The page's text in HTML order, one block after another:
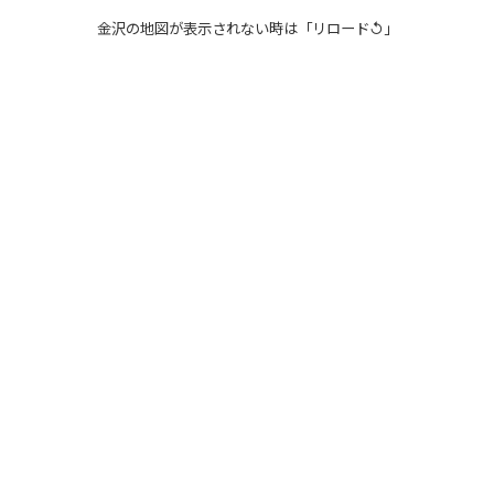
金沢の地図が表示されない時は「リロード↺」